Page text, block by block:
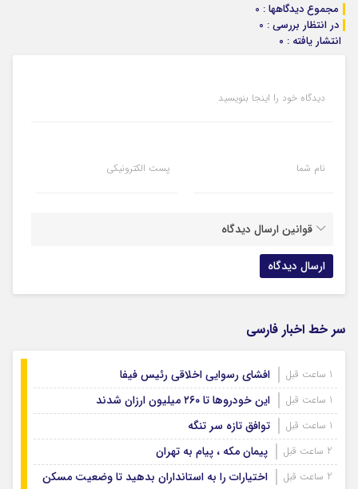
مجموع دیدگاهها : 0
در انتظار بررسی : 0
انتشار یافته : ۰
دیدگاه خود را اینجا بنویسید
نام شما پست الکترونیکی
قوانین ارسال دیدگاه
سر خط اخبار فارسی
افشای رسوایی اخلاقی رئیس فیفا
این خودروها تا ۲۶۰ میلیون ارزان شدند
توافق تازه سر تنگه
پیمان مکه ، پیام به تهران
اختیارات را به استانداران بدهید تا وضعیت مسکن